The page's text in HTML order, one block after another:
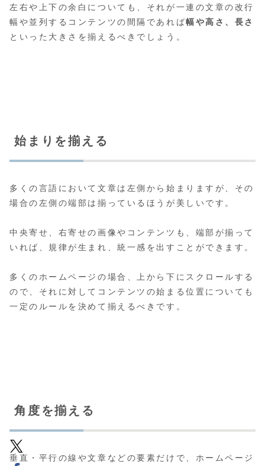
左右や上下の余白についても、それが一連の文章の改行
幅や並列するコンテンツの間隔であれば幅や高さ、長さ
といった大きさを揃えるべきでしょう。
始まりを揃える
多くの言語において文章は左側から始まりますが、その
場合の左側の端部は揃っているほうが美しいです。
中央寄せ、右寄せの画像やコンテンツも、端部が揃って
いれば、規律が生まれ、統一感を出すことができます。
多くのホームページの場合、上から下にスクロールする
ので、それに対してコンテンツの始まる位置についても
一定のルールを決めて揃えるべきです。
角度を揃える
垂直・平行の線や文章などの要素だけで、ホームページ